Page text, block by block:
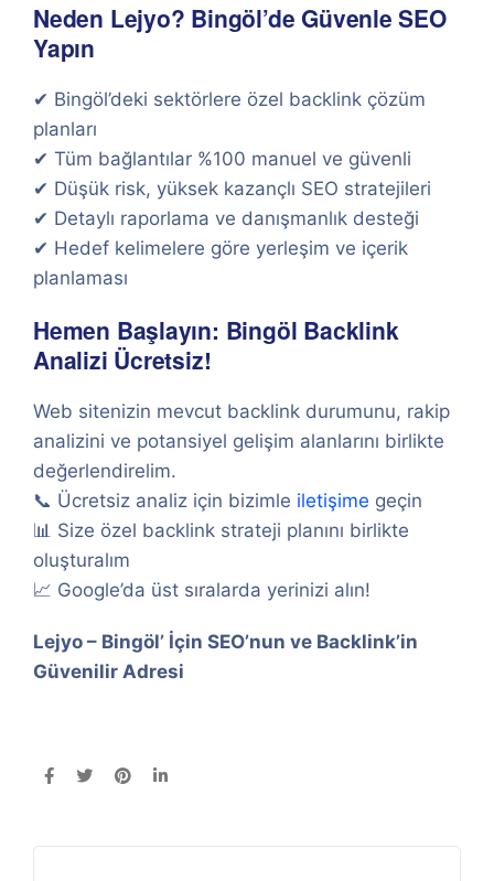
Neden Lejyo? Bingöl’de Güvenle SEO
Yapın
✔ Bingöl’deki sektörlere özel backlink çözüm
planları
✔ Tüm bağlantılar %100 manuel ve güvenli
✔ Düşük risk, yüksek kazançlı SEO stratejileri
✔ Detaylı raporlama ve danışmanlık desteği
✔ Hedef kelimelere göre yerleşim ve içerik
planlaması
Hemen Başlayın: Bingöl Backlink
Analizi Ücretsiz!
Web sitenizin mevcut backlink durumunu, rakip
analizini ve potansiyel gelişim alanlarını birlikte
değerlendirelim.
📞 Ücretsiz analiz için bizimle iletişime geçin
📊 Size özel backlink strateji planını birlikte
oluşturalım
📈 Google’da üst sıralarda yerinizi alın!
Lejyo – Bingöl’ İçin SEO’nun ve Backlink’in
Güvenilir Adresi